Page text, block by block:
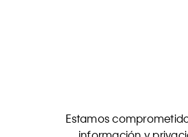
Estamos